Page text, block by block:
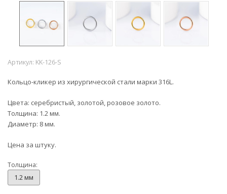
Артикул: KK-126-S
Кольцо-кликер из хирургической стали марки 316L.
Цвета: серебристый, золотой, розовое золото.
Толщина: 1.2 мм.
Диаметр: 8 мм.
Цена за штуку.
Толщина:
1.2 мм